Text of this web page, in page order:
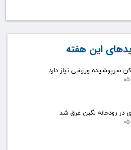
سرپوشیده ورزشی نیاز دارد
در رودخانه لگبن غرق شد
این هفته